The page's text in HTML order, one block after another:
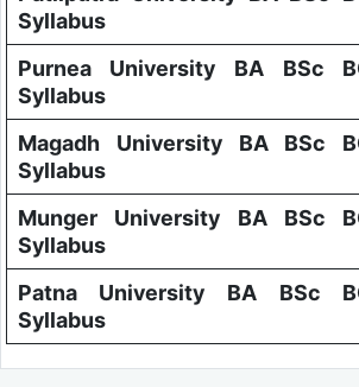
Syllabus
Purnea University BA BSc
Syllabus
Magadh University BA BSc
Syllabus
Munger University BA BSc
Syllabus
Patna University BA BSc
Syllabus